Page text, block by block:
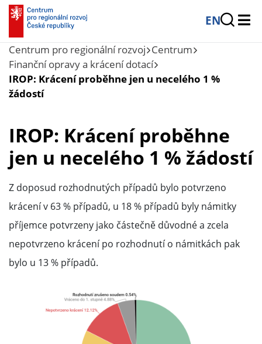
EN
Centrum pro regionální rozvoj Centrum
Finanční opravy a krácení dotací
IROP: Krácení proběhne jen u necelého 1 %
žádostí
IROP: Krácení proběhne
jen u necelého 1 % žádostí
Z doposud rozhodnutých případů bylo potvrzeno
krácení v 63 % případů, u 18 % případů byly námitky
příjemce potvrzeny jako částečně důvodné a zcela
nepotvrzeno krácení po rozhodnutí o námitkách pak
bylo u 13 % případů.